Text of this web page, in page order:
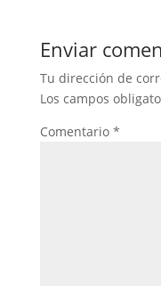
Enviar
Tu dirección de
Los campos
Comentario *